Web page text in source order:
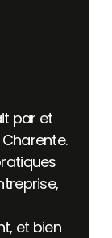
par et
et bien